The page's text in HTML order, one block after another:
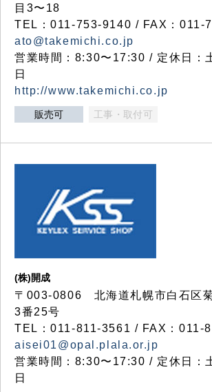
目3〜18
TEL：011-753-9140 / FAX：011-
ato@takemichi.co.jp
営業時間：8:30〜17:30 / 定休日：
日
http://www.takemichi.co.jp
販売可 工事・取付可
(株)開成
〒003-0806 北海道札幌市白石区
3番25号
TEL：011-811-3561 / FAX：011-
aisei01@opal.plala.or.jp
営業時間：8:30〜17:30 / 定休日：
日